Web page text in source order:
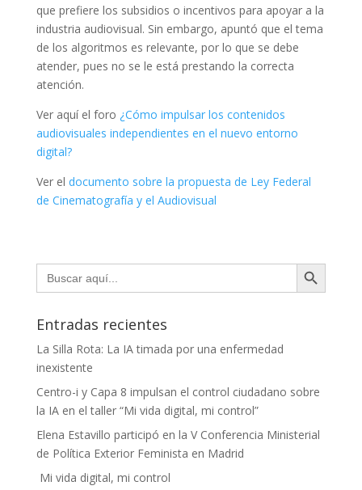
que prefiere los subsidios o incentivos para apoyar a la
industria audiovisual. Sin embargo, apuntó que el tema
de los algoritmos es relevante, por lo que se debe
atender, pues no se le está prestando la correcta
atención.
Ver aquí el foro ¿Cómo impulsar los contenidos
audiovisuales independientes en el nuevo entorno
digital?
Ver el documento sobre la propuesta de Ley Federal
de Cinematografía y el Audiovisual
Buscar: Botón de búsqueda
Entradas recientes
La Silla Rota: La IA timada por una enfermedad
inexistente
Centro-i y Capa 8 impulsan el control ciudadano sobre
la IA en el taller “Mi vida digital, mi control”
Elena Estavillo participó en la V Conferencia Ministerial
de Política Exterior Feminista en Madrid
Mi vida digital, mi control